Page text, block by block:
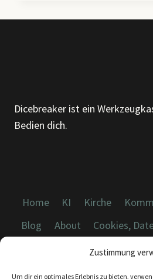
Zustimmung
Um dir ein optimales Erlebnis zu bieten,
Dicebreaker ist ein
Bedien dich.
Home KI Kirche
Blog
About Cookies,